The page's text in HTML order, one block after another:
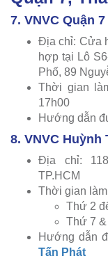
7. VNVC Quận 7
Địa chỉ: Cửa
hợp tại Lô
Phố, 89
Thời gian
17h00
Hướng dẫn
8. VNVC Huỳnh
Địa chỉ:
TP.HCM
Thời gian
Thứ 2
Thứ 7
Hướng dẫn
Tấn Phát